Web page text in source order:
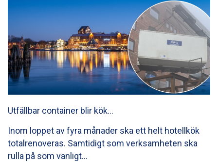
Utfällbar container blir kök…
Inom loppet av fyra månader ska ett helt hotellkök
totalrenoveras. Samtidigt som verksamheten ska
rulla på som vanligt…